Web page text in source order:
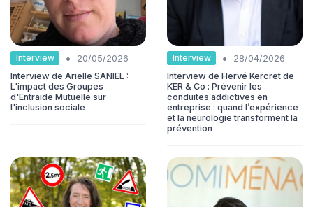
Interview •
20/05/2026
Interview de Arielle SANIEL :
L'impact des Groupes
d'Entraide Mutuelle sur
l'inclusion sociale
Interview •
28/04/2026
Interview de Hervé Kercret de
KER & Co : Prévenir les
conduites addictives en
entreprise : quand l’expérience
et la neurologie transforment la
prévention